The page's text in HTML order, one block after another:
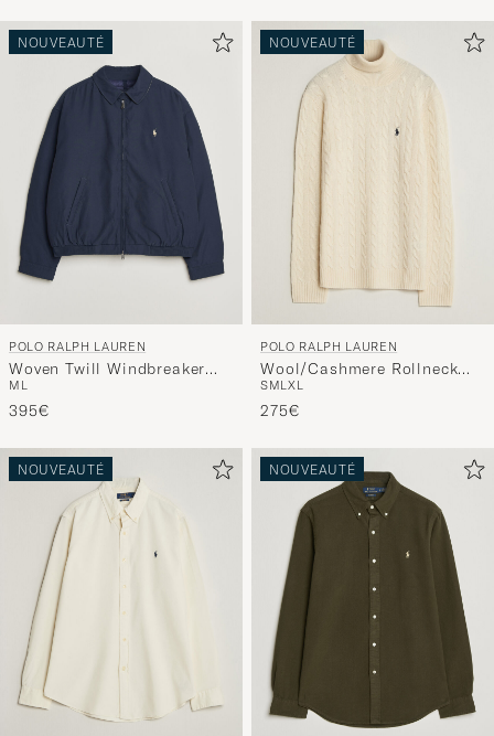
NOUVEAUTÉ
POLO RALPH LAUREN
Woven Twill Windbreaker
Refined Navy
M L
395€
NOUVEAUTÉ
POLO RALPH LAUREN
Wool/Cashmere Rollneck
Andover Cream
SMLXL
275€
NOUVEAUTÉ NOUVEAUTÉ